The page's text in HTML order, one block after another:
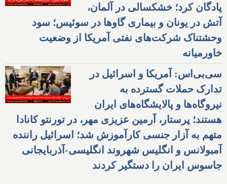
پادگان کرد؛ خشکسالی در آلمان،
آتش در یونان و بیماری گاوها در سوئیس؛ سود
وحشتناک شرکت‌های نفتی آمریکا از وضعیت
خاورمیانه
سی‌بی‌اس: آمریکا و اسرائیل در
تدارک حملات گسترده به
نیروگاه‌ها و پالایشگاه‌های ایران
هستند؛ پرستار، آرمین عزیزی مهر، در تورنتو کانادا
متهم به آزار جنسی کارآموزش شد؛ اسرائیل راننده
آمبولانس و انگلیس شهروند انگلیسی-آذربایجانی
جاسوس ایران را دستگیر کردند